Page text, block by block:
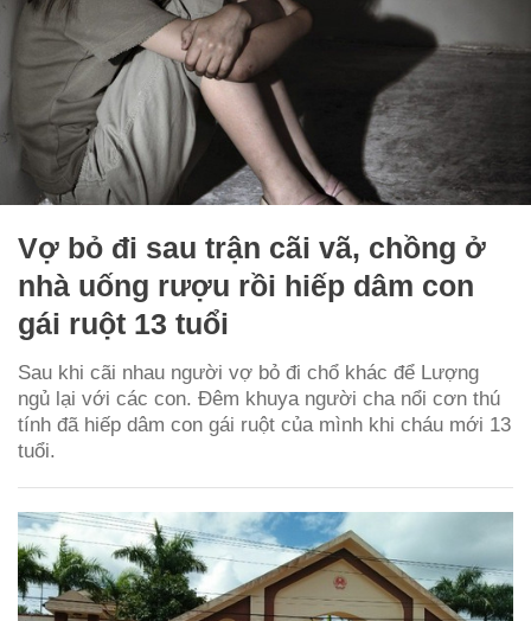
Vợ bỏ đi sau trận cãi vã, chồng ở
nhà uống rượu rồi hiếp dâm con
gái ruột 13 tuổi
Sau khi cãi nhau người vợ bỏ đi chổ khác để Lượng
ngủ lại với các con. Đêm khuya người cha nổi cơn thú
tính đã hiếp dâm con gái ruột của mình khi cháu mới 13
tuổi.